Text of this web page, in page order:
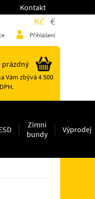
Kontakt
Kč €
Přihlášení
prázdný
Vám zbývá 4 500
Zimní
bundy
Výprodej